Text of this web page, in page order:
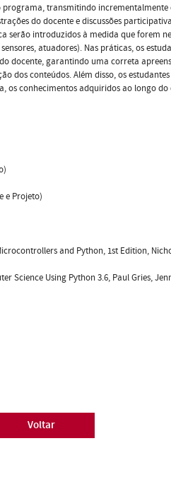
transmitindo incrementalmente
do docente e discussões
serão introduzidos à medida que forem
atuadores). Nas práticas, os
docente, garantindo uma correta
dos conteúdos. Além disso, os
os conhecimentos adquiridos ao longo do
e Projeto)
and Python, 1st Edition,
Using Python 3.6, Paul Gries,
Voltar